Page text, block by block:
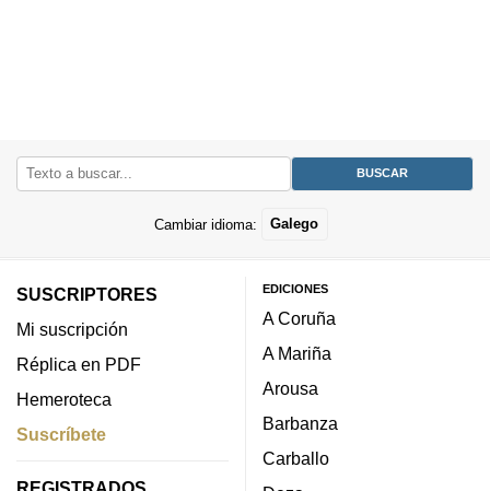
Cambiar idioma: Galego
SUSCRIPTORES
Mi suscripción
Réplica en PDF
Hemeroteca
Suscríbete
EDICIONES
A Coruña
A Mariña
Arousa
Barbanza
Carballo